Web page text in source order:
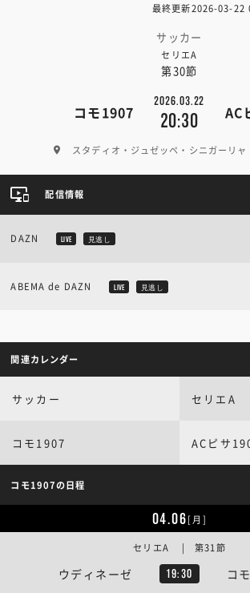
最終更新2026-03-22
サッカー
セリエA
第30節
コモ1907
2026.03.22
20:30 AC
スタディオ・ジュゼッペ・シニガーリャ
配信情報
DAZN LIVE 見逃し
ABEMA de DAZN LIVE 見逃し
関連カレンダー
サッカー セリエA
コモ1907 ACピサ
コモ1907の日程
04.06[月]
ウディネーゼ 19:30 コモ
セリエA | 第31節